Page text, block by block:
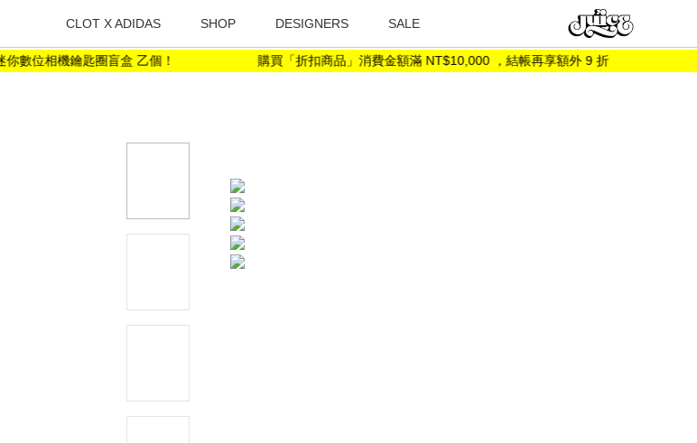
相機鑰匙圈盲盒 乙個！ 購買「折扣商品」消費金額滿 NT$10,000 ，結帳再享額外 9 折
CLOT X ADIDAS SHOP DESIGNERS SALE